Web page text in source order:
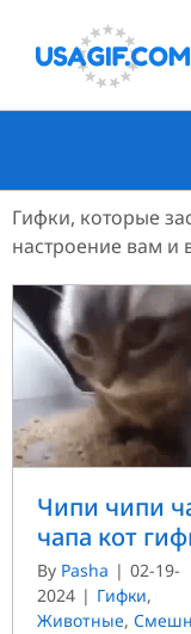
Гифки, которые
настроение вам
Чипи чипи
чапа кот
By Pasha | 02-19-
2024 | Гифки,
Животные,